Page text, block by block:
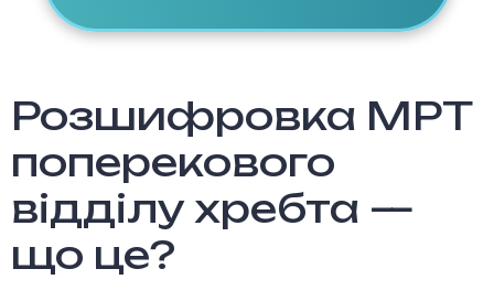
Розшифровка МРТ
поперекового
відділу хребта —
що це?